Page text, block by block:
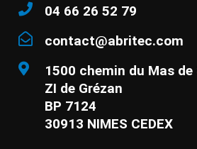
04 66 26 52 79
contact@abritec.com
1500 chemin du Mas de
ZI de Grézan
BP 7124
30913 NIMES CEDEX